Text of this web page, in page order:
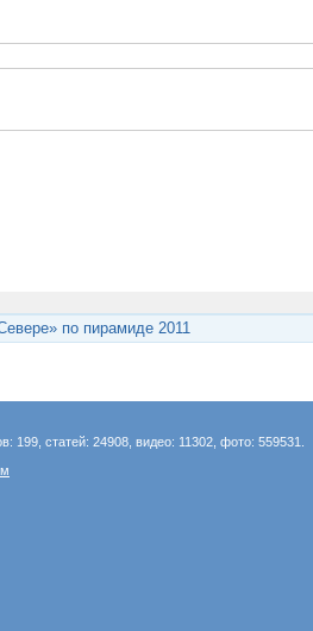
по пирамиде 2011
199, статей: 24908, видео: 11302, фото: 559531.